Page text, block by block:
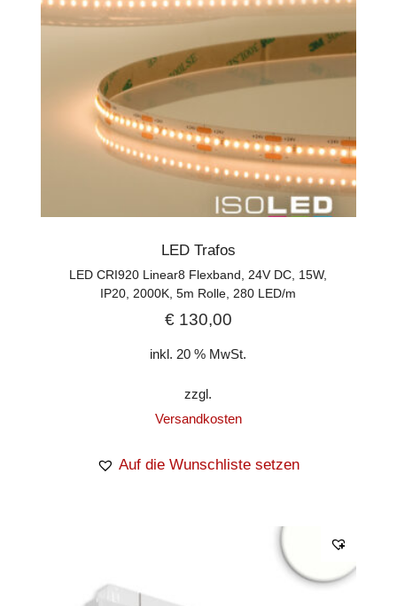
LED Trafos
LED CRI920 Linear8 Flexband, 24V DC, 15W,
IP20, 2000K, 5m Rolle, 280 LED/m
€130,00
inkl. 20 % MwSt.
zzgl.
Versandkosten
Auf die Wunschliste setzen